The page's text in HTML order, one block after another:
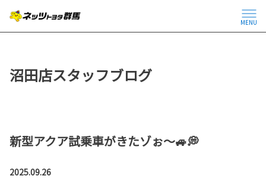
MENU
沼田店スタッフブログ
新型アクア試乗車がきたゾぉ～🚙💭
2025.09.26